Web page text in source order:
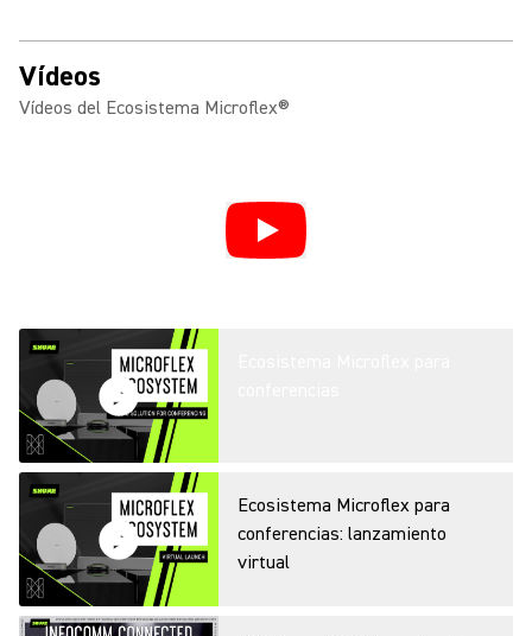
Vídeos
Vídeos del Ecosistema Microflex®
Ecosistema Microflex para
conferencias: lanzamiento
virtual